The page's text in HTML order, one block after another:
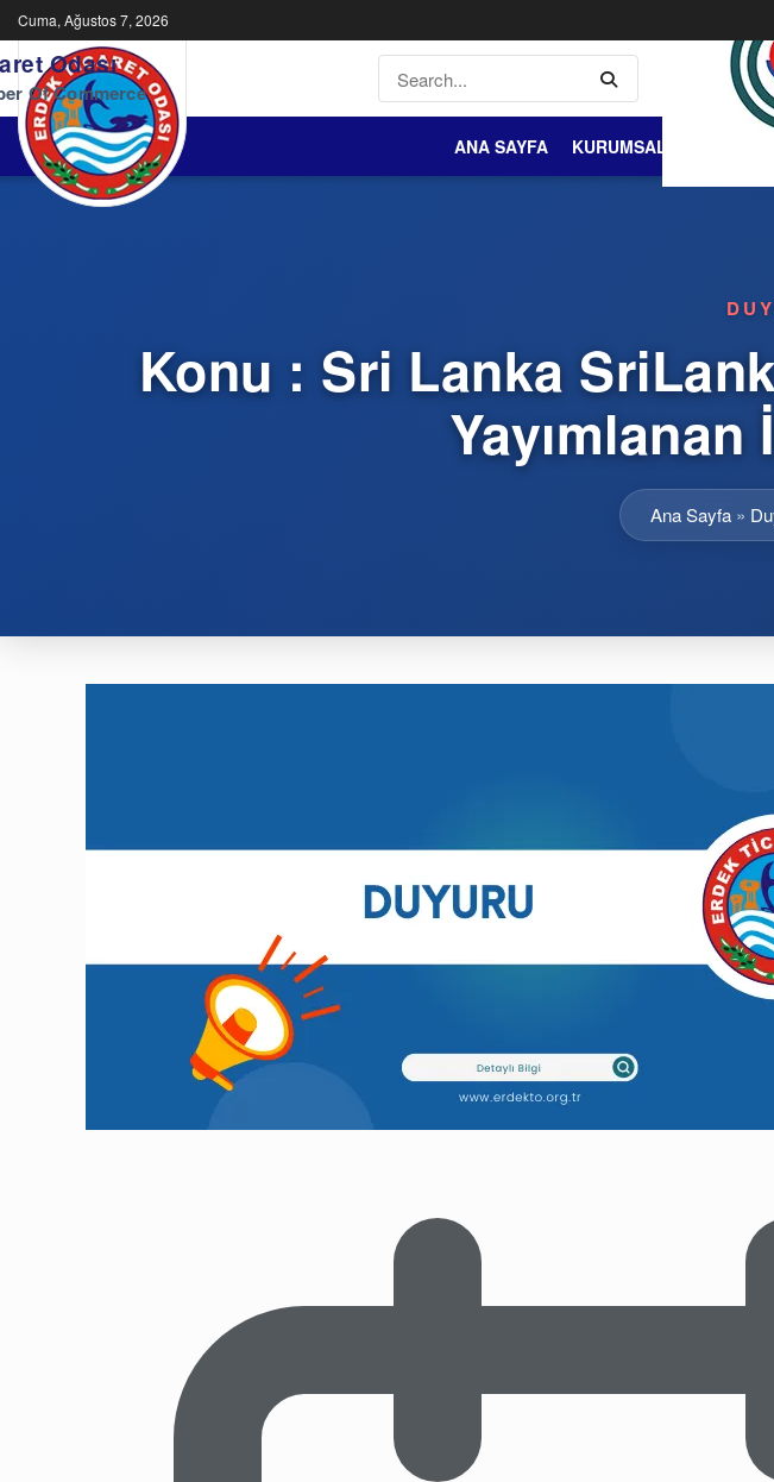
Cuma, Ağustos 7, 2026
Odası
Of Commerce
ANA SAYFA KURUMSAL
Konu : Sri Lanka
Ana Sayfa »